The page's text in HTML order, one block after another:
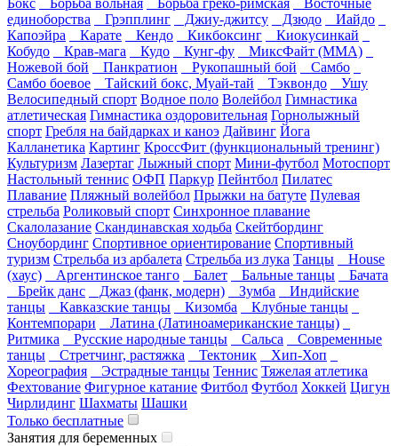
Бокс
Борьба вольная Борьба греко-римская
Восточные
единоборства
Грэпплинг Джиу-джитсу Дзюдо
Иайдо
Капоэйра
Карате Кендо Кикбоксинг
Киокусинкай
Кобудо
Крав-мага Кудо Кунг-фу
МиксФайт (ММА)
Ножевой бой
Панкратион Рукопашный бой
Самбо
Самбо боевое
Тайский бокс, Муай-тай Тэквондо
Ушу
Велосипедный спорт Водное поло Волейбол Гимнастика
атлетическая Гимнастика оздоровительная Горнолыжный
спорт Гребля на байдарках и каноэ Дайвинг Йога
Калланетика Картинг КроссФит (функциональный тренинг)
Культуризм Лазертаг Лыжный спорт Мини-футбол Мотоспорт
Настольный теннис ОФП Паркур Пейнтбол Пилатес
Плавание Пляжный волейбол Прыжки на батуте Пулевая
стрельба Роликовый спорт Синхронное плавание
Скалолазание Скандинавская ходьба Скейтбординг
Сноубординг Спортивное ориентирование Спортивный
туризм Стрельба из арбалета Стрельба из лука Танцы
House
(хаус)
Аргентинское танго Балет Бальные танцы
Бачата
Брейк данс
Джаз (фанк, модерн) Зумба
Индийские
танцы
Кавказские танцы Кизомба
Клубные танцы
Контемпорари
Латина (Латиноамериканские танцы)
Ритмика
Русские народные танцы Сальса
Современные
танцы
Стретчинг, растяжка Тектоник
Хип-Хоп
Хореография
Эстрадные танцы Теннис Тяжелая атлетика
Фехтование Фигурное катание Фитбол Футбол Хоккей Цигун
Чирлидинг Шахматы Шашки
Только бесплатные
Занятия для беременных